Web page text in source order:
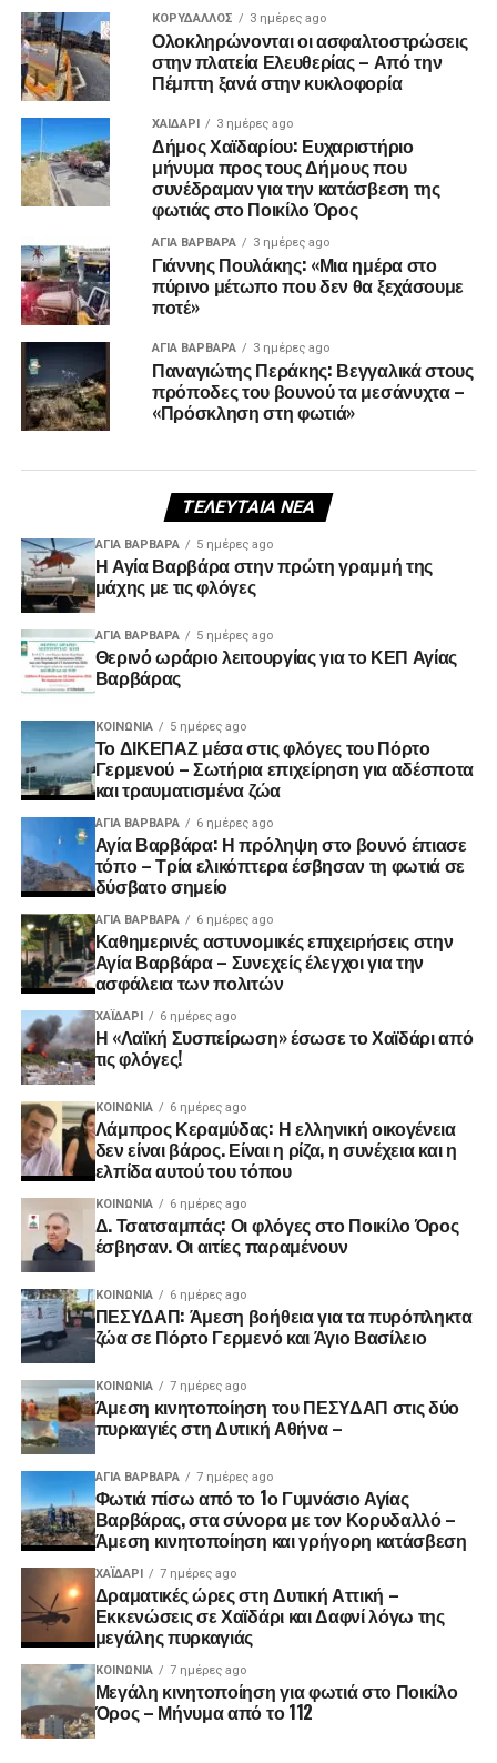
ΚΟΡΥΔΑΛΛΟΣ 3 ημέρες ago
Ολοκληρώνονται οι ασφαλτοστρώσεις
στην πλατεία Ελευθερίας – Από την
Πέμπτη ξανά στην κυκλοφορία
ΧΑΪΔΑΡΙ 3 ημέρες ago
Δήμος Χαϊδαρίου: Ευχαριστήριο
μήνυμα προς τους Δήμους που
συνέδραμαν για την κατάσβεση της
φωτιάς στο Ποικίλο Όρος
ΑΓΙΑ ΒΑΡΒΑΡΑ 3 ημέρες ago
Γιάννης Πουλάκης: «Μια ημέρα στο
πύρινο μέτωπο που δεν θα ξεχάσουμε
ποτέ»
ΑΓΙΑ ΒΑΡΒΑΡΑ 3 ημέρες ago
Παναγιώτης Περάκης: Βεγγαλικά στους
πρόποδες του βουνού τα μεσάνυχτα –
«Πρόσκληση στη φωτιά»
ΤΕΛΕΥΤΑΊΑ ΝΈΑ
ΑΓΙΑ ΒΑΡΒΑΡΑ 5 ημέρες ago
Η Αγία Βαρβάρα στην πρώτη γραμμή της
μάχης με τις φλόγες
ΑΓΙΑ ΒΑΡΒΑΡΑ 5 ημέρες ago
Θερινό ωράριο λειτουργίας για το ΚΕΠ Αγίας
Βαρβάρας
ΚΟΙΝΩΝΊΑ 5 ημέρες ago
Το ΔΙΚΕΠΑΖ μέσα στις φλόγες του Πόρτο
Γερμενού – Σωτήρια επιχείρηση για αδέσποτα
και τραυματισμένα ζώα
ΑΓΙΑ ΒΑΡΒΑΡΑ 6 ημέρες ago
Αγία Βαρβάρα: Η πρόληψη στο βουνό έπιασε
τόπο – Τρία ελικόπτερα έσβησαν τη φωτιά σε
δύσβατο σημείο
ΑΓΙΑ ΒΑΡΒΑΡΑ 6 ημέρες ago
Καθημερινές αστυνομικές επιχειρήσεις στην
Αγία Βαρβάρα – Συνεχείς έλεγχοι για την
ασφάλεια των πολιτών
ΧΑΪΔΑΡΙ 6 ημέρες ago
Η «Λαϊκή Συσπείρωση» έσωσε το Χαϊδάρι από
τις φλόγες!
ΚΟΙΝΩΝΊΑ 6 ημέρες ago
Λάμπρος Κεραμύδας: Η ελληνική οικογένεια
δεν είναι βάρος. Είναι η ρίζα, η συνέχεια και η
ελπίδα αυτού του τόπου
ΚΟΙΝΩΝΊΑ 6 ημέρες ago
Δ. Τσατσαμπάς: Οι φλόγες στο Ποικίλο Όρος
έσβησαν. Οι αιτίες παραμένουν
ΚΟΙΝΩΝΊΑ 6 ημέρες ago
ΠΕΣΥΔΑΠ: Άμεση βοήθεια για τα πυρόπληκτα
ζώα σε Πόρτο Γερμενό και Άγιο Βασίλειο
ΚΟΙΝΩΝΊΑ 7 ημέρες ago
Άμεση κινητοποίηση του ΠΕΣΥΔΑΠ στις δύο
πυρκαγιές στη Δυτική Αθήνα –
ΑΓΙΑ ΒΑΡΒΑΡΑ 7 ημέρες ago
Φωτιά πίσω από το 1ο Γυμνάσιο Αγίας
Βαρβάρας, στα σύνορα με τον Κορυδαλλό –
Άμεση κινητοποίηση και γρήγορη κατάσβεση
ΧΑΪΔΑΡΙ 7 ημέρες ago
Δραματικές ώρες στη Δυτική Αττική –
Εκκενώσεις σε Χαϊδάρι και Δαφνί λόγω της
μεγάλης πυρκαγιάς
ΚΟΙΝΩΝΊΑ 7 ημέρες ago
Μεγάλη κινητοποίηση για φωτιά στο Ποικίλο
Όρος – Μήνυμα από το 112